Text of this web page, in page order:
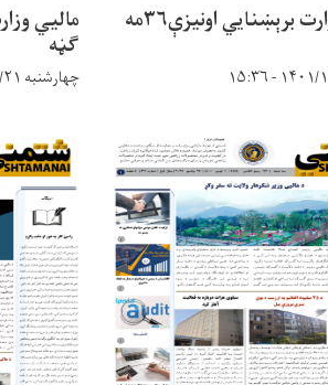
مالیي وزارت برېښنایي اونیزې۳۶مه
ګڼه
چهارشنبه ۱۴۰۱/۱۰/۲۱ - ۲۰:۱۴